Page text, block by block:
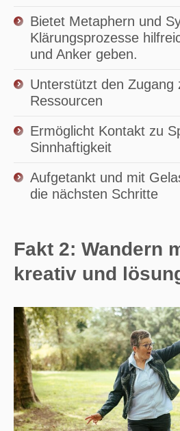
Bietet Metaphern und
Klärungsprozesse
und Anker geben.
Unterstützt den Zugang
Ressourcen
Ermöglicht Kontakt zu
Sinnhaftigkeit
Aufgetankt und mit
die nächsten Schritte
Fakt 2: Wandern
kreativ und